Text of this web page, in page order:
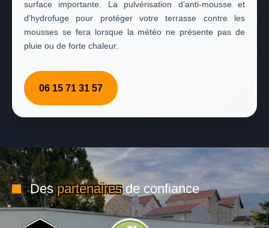
surface importante. La pulvérisation d’anti-mousse et
d’hydrofuge pour protéger votre terrasse contre les
mousses se fera lorsque la météo ne présente pas de
pluie ou de forte chaleur.
06 15 71 31 57
Despartenairesde confiance